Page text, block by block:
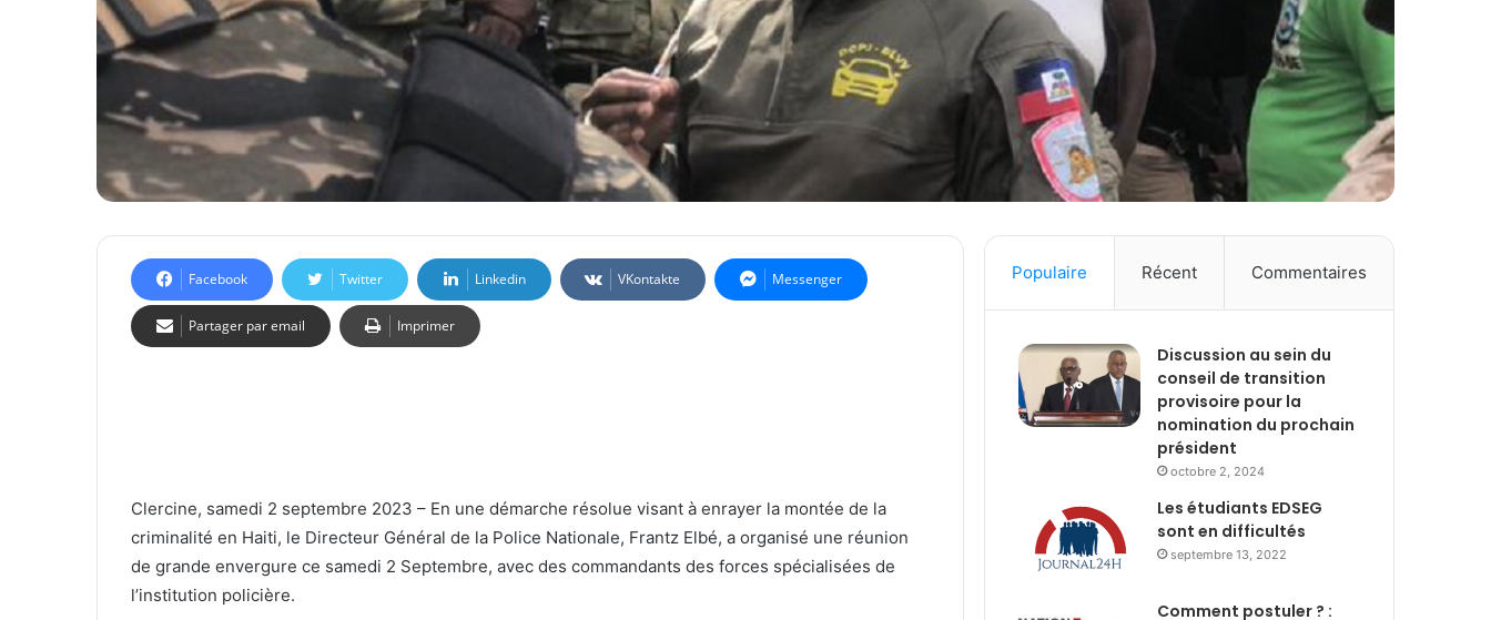
Facebook Twitter Linkedin VKontakte Messenger
Partager par email Imprimer
Clercine, samedi 2 septembre 2023 – En une démarche résolue visant à enrayer la montée de la
criminalité en Haiti, le Directeur Général de la Police Nationale, Frantz Elbé, a organisé une réunion
de grande envergure ce samedi 2 Septembre, avec des commandants des forces spécialisées de
l’institution policière.
Populaire Récent Commentaires
Discussion au sein du
conseil de transition
provisoire pour la
nomination du prochain
président
octobre 2, 2024
Les étudiants EDSEG
sont en difficultés
septembre 13, 2022
Comment postuler ? :